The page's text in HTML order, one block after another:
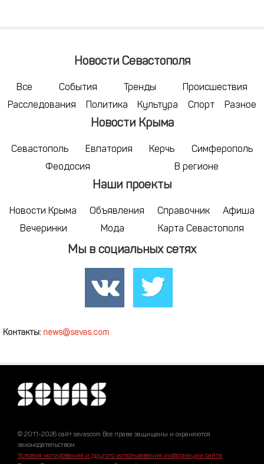
Новости Севастополя
Все События Тренды
Происшествия
Расследования
Политика Культура Спорт Разное
Новости Крыма
Севастополь Евпатория Керчь
Симферополь
Феодосия
В регионе
Наши проекты
Новости Крыма Объявления Справочник
Афиша
Вечеринки
Мода Карта Севастополя
Мы в социальных сетях
Контакты: news@sevas.com
© 2011-2026 сайт sevascom Все права защищены и охраняются
законодательством.
Условия копирования и другого использования информации сайта.